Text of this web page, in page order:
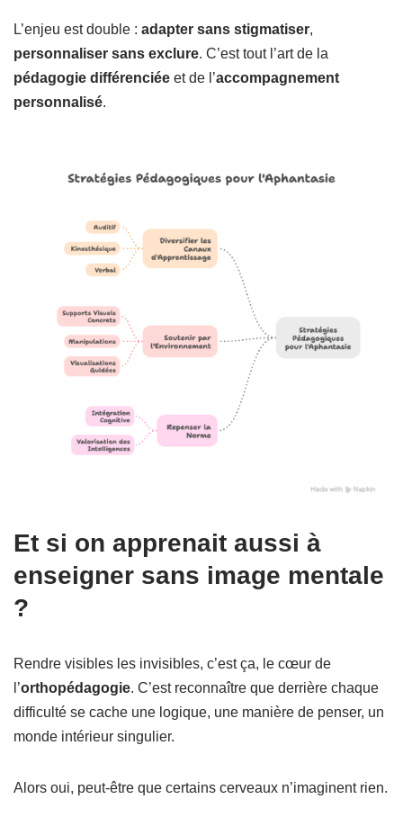
L’enjeu est double : adapter sans stigmatiser,
personnaliser sans exclure. C’est tout l’art de la
pédagogie différenciée et de l’accompagnement
personnalisé.
Et si on apprenait aussi à
enseigner sans image mentale
?
Rendre visibles les invisibles, c’est ça, le cœur de
l’orthopédagogie. C’est reconnaître que derrière chaque
difficulté se cache une logique, une manière de penser, un
monde intérieur singulier.
Alors oui, peut-être que certains cerveaux n’imaginent rien.